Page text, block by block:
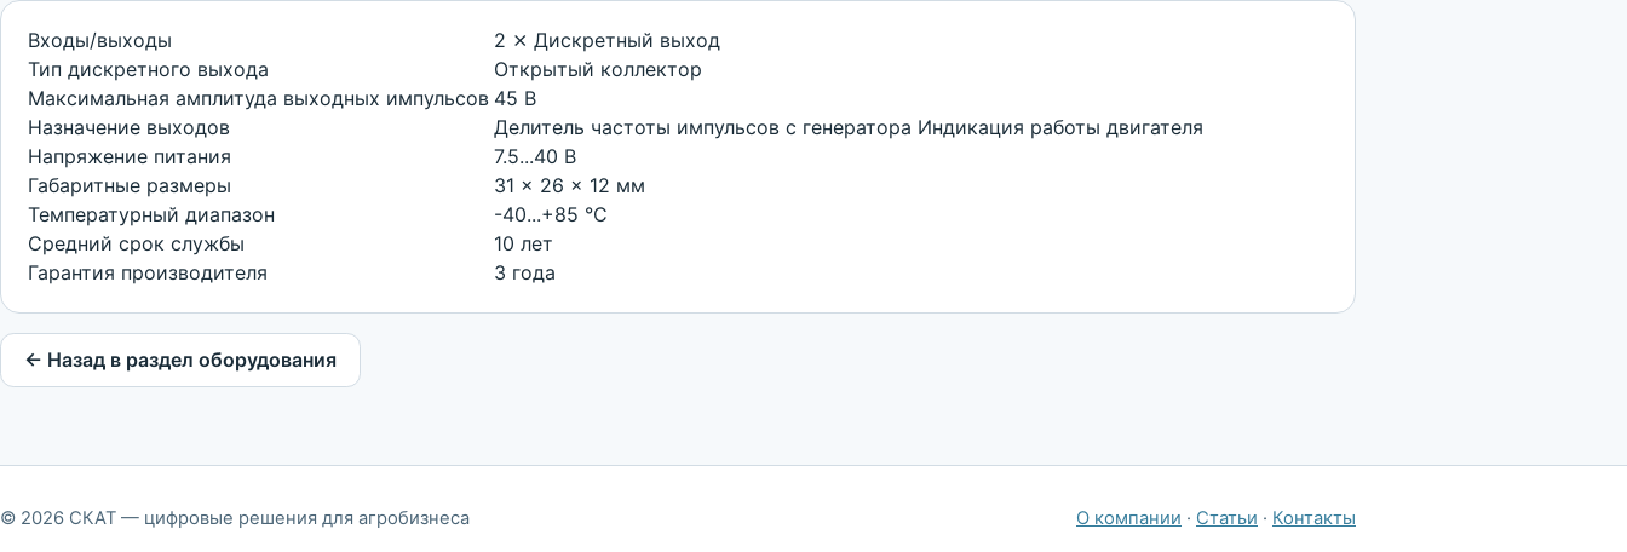
Входы/выходы
2 ⨯ Дискретный выход
Тип дискретного выхода
Открытый коллектор
Максимальная амплитуда выходных импульсов 45 В
Назначение выходов
Делитель частоты импульсов с генератора Индикация работы двигателя
Напряжение питания
7.5...40 В
Габаритные размеры
31 x 26 x 12 мм
Температурный диапазон
-40...+85 °С
Средний срок службы
10 лет
Гарантия производителя
3 года
← Назад в раздел оборудования
© 2026 СКАТ — цифровые решения для агробизнеса О компании · Статьи · Контакты